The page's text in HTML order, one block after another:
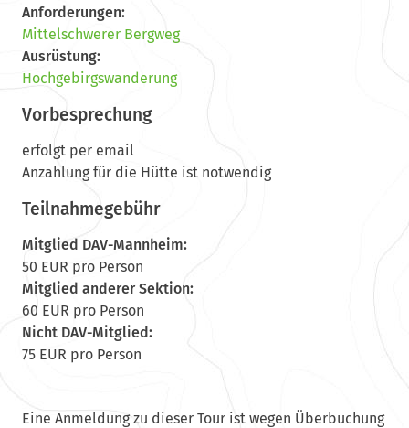
Anforderungen:
Mittelschwerer Bergweg
Ausrüstung:
Hochgebirgswanderung
Vorbesprechung
erfolgt per email
Anzahlung für die Hütte ist notwendig
Teilnahmegebühr
Mitglied DAV-Mannheim:
50 EUR pro Person
Mitglied anderer Sektion:
60 EUR pro Person
Nicht DAV-Mitglied:
75 EUR pro Person
Eine Anmeldung zu dieser Tour ist wegen Überbuchung